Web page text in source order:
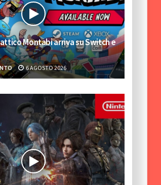
Montabi arriva su Switch e
6 AGOSTO 2026